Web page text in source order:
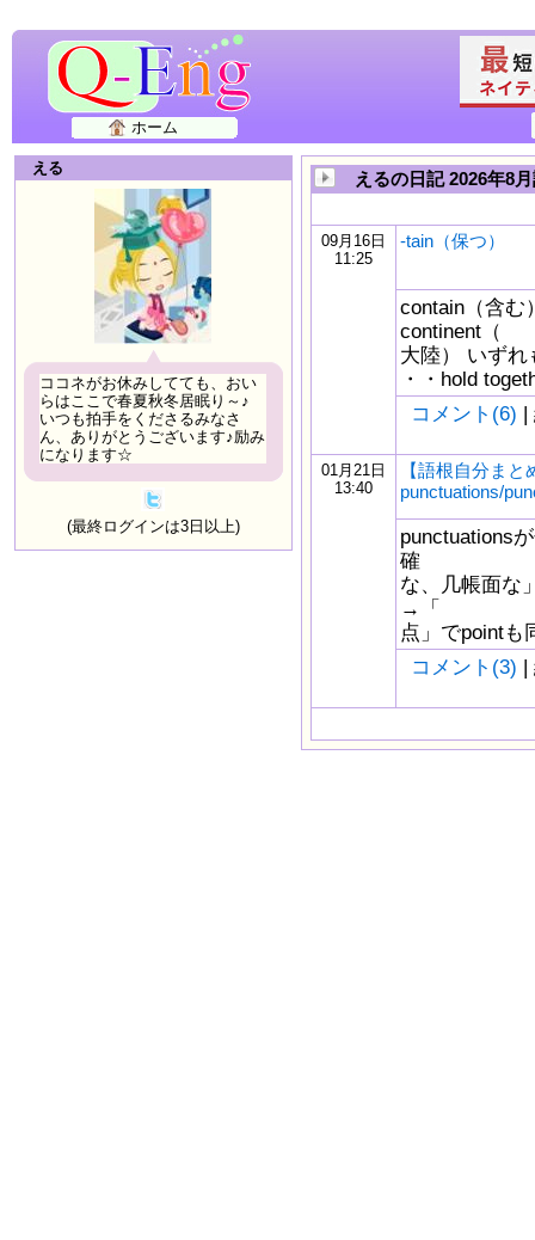
ホーム
える
ココネがお休みしてても、おい
らはここで春夏秋冬居眠り～♪
いつも拍手をくださるみなさ
ん、ありがとうございます♪励み
になります☆
(最終ログインは3日以上)
えるの日記 2026年8
09月16日
11:25
-tain（保つ）
contain（含む
continent（
大陸） いず
・・hold
コメント(6) |
01月21日
13:40
【語根自分まと
punctuations/
punctuations
確
な、几帳面な
→「
点」でpointも
コメント(3) |